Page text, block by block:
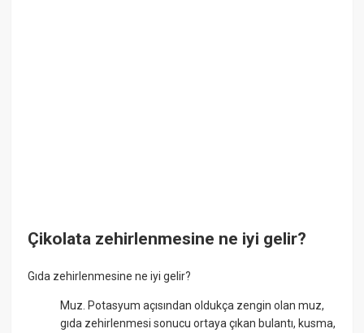
Çikolata zehirlenmesine ne iyi gelir?
Gıda zehirlenmesine ne iyi gelir?
Muz. Potasyum açısından oldukça zengin olan muz,
gıda zehirlenmesi sonucu ortaya çıkan bulantı, kusma,